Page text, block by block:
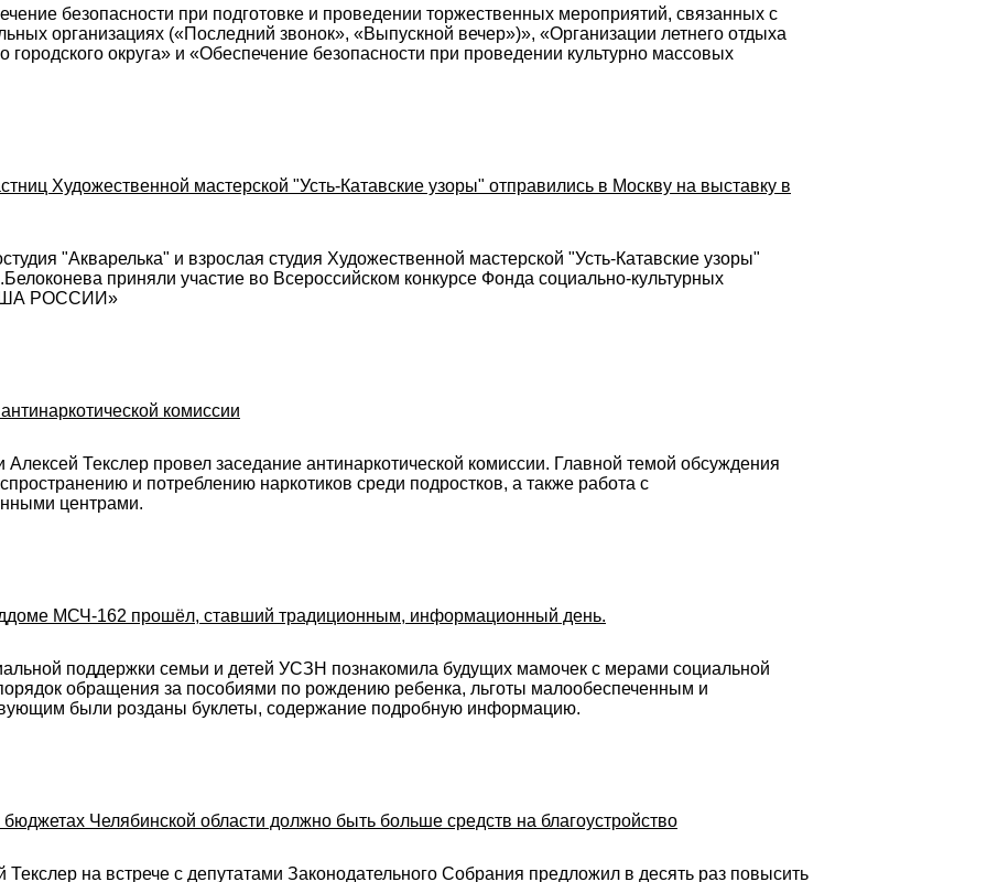
безопасности при подготовке и проведении торжественных мероприятий, связанных с
организациях («Последний звонок», «Выпускной вечер»)», «Организации летнего отдыха
городского округа» и «Обеспечение безопасности при проведении культурно массовых
Художественной мастерской "Усть-Катавские узоры" отправились в Москву на выставку в
"Акварелька" и взрослая студия Художественной мастерской "Усть-Катавские узоры"
приняли участие во Всероссийском конкурсе Фонда социально-культурных
РОССИИ»
комиссии
Алексей Текслер провел заседание антинаркотической комиссии. Главной темой обсуждения
и потреблению наркотиков среди подростков, а также работа с
центрами.
МСЧ-162 прошёл, ставший традиционным, информационный день.
поддержки семьи и детей УСЗН познакомила будущих мамочек с мерами социальной
обращения за пособиями по рождению ребенка, льготы малообеспеченным и
были розданы буклеты, содержание подробную информацию.
Челябинской области должно быть больше средств на благоустройство
Текслер на встрече с депутатами Законодательного Собрания предложил в десять раз повысить